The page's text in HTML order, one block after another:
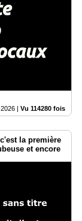
| Vu 114280 fois
la première
et encore